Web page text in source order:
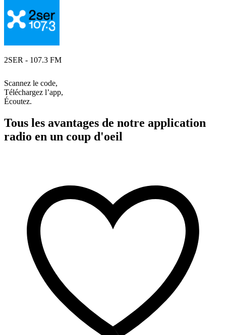
2SER - 107.3 FM
Scannez le code,
Téléchargez l’app,
Écoutez.
Tous les avantages de notre application
radio en un coup d'oeil